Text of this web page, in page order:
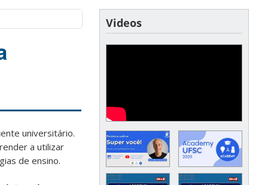
universitário.
a utilizar
de ensino.
Videos